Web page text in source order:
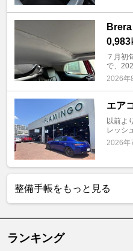
0,983
７月初
で、
2026年
エア
以前よ
レッシ
2026年
整備手帳をもっと見る
ランキング